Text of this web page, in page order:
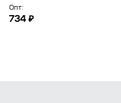
Опт:
734 ₽